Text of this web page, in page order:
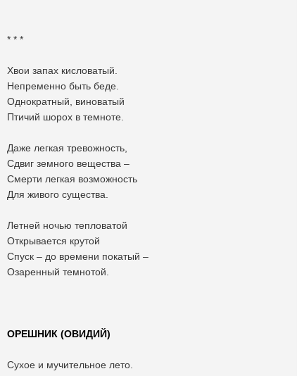
* * *
Хвои запах кисловатый.
Непременно быть беде.
Однократный, виноватый
Птичий шорох в темноте.
Даже легкая тревожность,
Сдвиг земного вещества –
Смерти легкая возможность
Для живого существа.
Летней ночью тепловатой
Открывается крутой
Спуск – до времени покатый –
Озаренный темнотой.
ОРЕШНИК (ОВИДИЙ)
Сухое и мучительное лето.